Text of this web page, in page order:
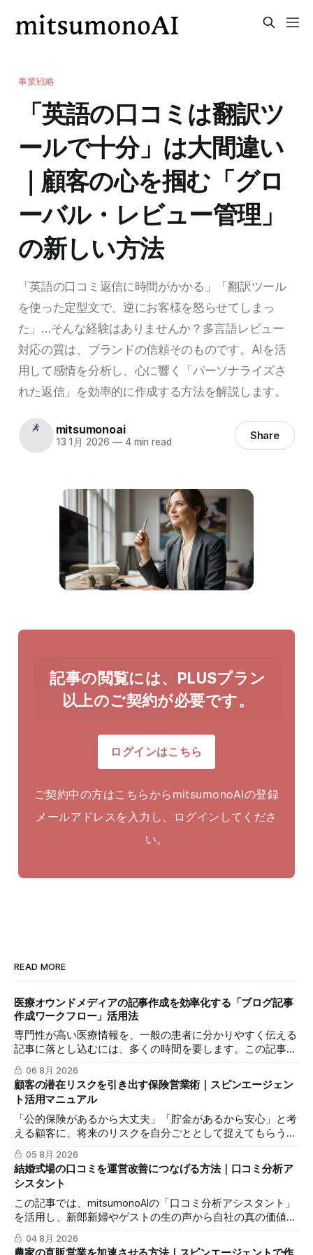
事業戦略
「英語の口コミは翻訳ツ
ールで十分」は大間違い
｜顧客の心を掴む「グロ
ーバル・レビュー管理」
の新しい方法
「英語の口コミ返信に時間がかかる」「翻訳ツール
を使った定型文で、逆にお客様を怒らせてしまっ
た」…そんな経験はありませんか？多言語レビュー
対応の質は、ブランドの信頼そのものです。AIを活
用して感情を分析し、心に響く「パーソナライズさ
れた返信」を効率的に作成する方法を解説します。
mitsumonoai
13 1月 2026 —4 min read Share
記事の閲覧には、PLUSプラン
以上のご契約が必要です。
ログインはこちら
ご契約中の方はこちらからmitsumonoAIの登録
メールアドレスを入力し、ログインしてくださ
い。
READ MORE
医療オウンドメディアの記事作成を効率化する「ブログ記事
作成ワークフロー」活用法
専門性が高い医療情報を、一般の患者に分かりやすく伝える
記事に落とし込むには、多くの時間を要します。この記事で
は、mitsumonoAIの「ブログ記事作成ワークフロー」を活用
し、SEOに配慮した質の高いブログ記事を効率的に作成し、
発信力を最大化する方法を解説します。
06 8月 2026
顧客の潜在リスクを引き出す保険営業術｜スピンエージェン
ト活用マニュアル
「公的保険があるから大丈夫」「貯金があるから安心」と考
える顧客に、将来のリスクを自分ごととして捉えてもらうの
は簡単ではありません。この記事では、mitsumonoAIの「ス
ピンエージェント」を活用し、顧客の反論すらも対話の糸口
に変え、納得感を高めて成約に繋げる具体的な3つのステッ
プを解説します。
05 8月 2026
結婚式場の口コミを運営改善につなげる方法｜口コミ分析ア
シスタント
この記事では、mitsumonoAIの「口コミ分析アシスタント」
を活用し、新郎新婦やゲストの生の声から自社の真の価値を
抽出し、来館予約率（CVR）を向上させる具体的な3つのス
テップを解説します。
04 8月 2026